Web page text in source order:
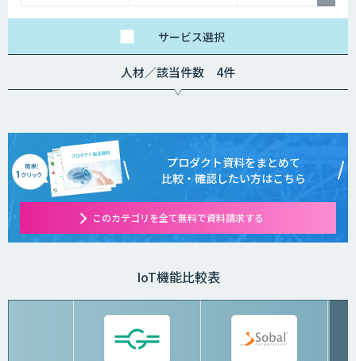
サービス選択
人材／該当件数 4件
プロダクト資料をまとめて
比較・確認したい方はこちら
このカテゴリを全て無料で資料請求する
IoT機能比較表